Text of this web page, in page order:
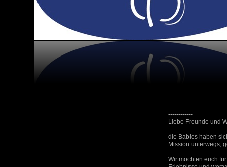
------------
Liebe Freunde und
die Babies haben
Mission unterwegs,
Wir möchten euch